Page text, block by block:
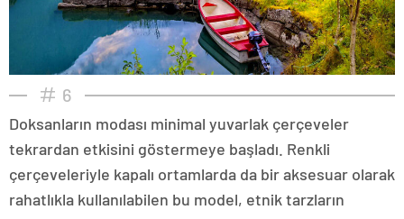
6
Doksanların modası minimal yuvarlak çerçeveler
tekrardan etkisini göstermeye başladı. Renkli
çerçeveleriyle kapalı ortamlarda da bir aksesuar olarak
rahatlıkla kullanılabilen bu model, etnik tarzların